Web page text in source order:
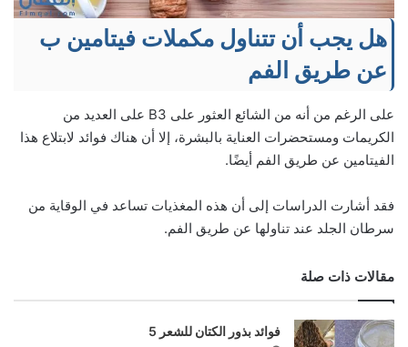
هل يجب أن تتناول مكملات فيتامين ب
عن طريق الفم
على الرغم من أنه من الشائع العثور على B3 على العديد من
الكريمات ومستحضرات العناية بالبشرة، إلا أن هناك فوائد لابتلاع هذا
الفيتامين عن طريق الفم أيضًا.
فقد أشارت الدراسات إلى أن هذه المغذيات تساعد في الوقاية من
سرطان الجلد عند تناولها عن طريق الفم.
مقالات ذات صلة
فوائد بذور الكتان للشعر 5